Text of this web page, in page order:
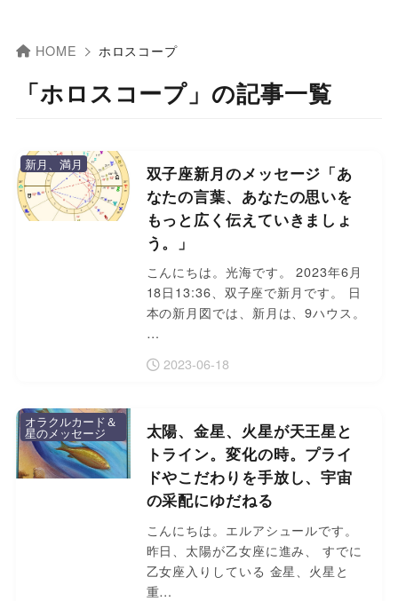
HOME ホロスコープ
「ホロスコープ」の記事一覧
双子座新月のメッセージ「あ
なたの言葉、あなたの思いを
もっと広く伝えていきましょ
う。」
こんにちは。光海です。 2023年6月
18日13:36、双子座で新月です。 日
本の新月図では、新月は、9ハウス。
…
2023-06-18
新月、満月
太陽、金星、火星が天王星と
トライン。変化の時。プライ
ドやこだわりを手放し、宇宙
の采配にゆだねる
こんにちは。エルアシュールです。
昨日、太陽が乙女座に進み、 すでに
乙女座入りしている 金星、火星と
重…
オラクルカード＆
星のメッセージ